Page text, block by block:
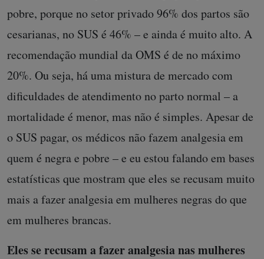
pobre, porque no setor privado 96% dos partos são
cesarianas, no SUS é 46% – e ainda é muito alto. A
recomendação mundial da OMS é de no máximo
20%. Ou seja, há uma mistura de mercado com
dificuldades de atendimento no parto normal – a
mortalidade é menor, mas não é simples. Apesar de
o SUS pagar, os médicos não fazem analgesia em
quem é negra e pobre – e eu estou falando em bases
estatísticas que mostram que eles se recusam muito
mais a fazer analgesia em mulheres negras do que
em mulheres brancas.
Eles se recusam a fazer analgesia nas mulheres